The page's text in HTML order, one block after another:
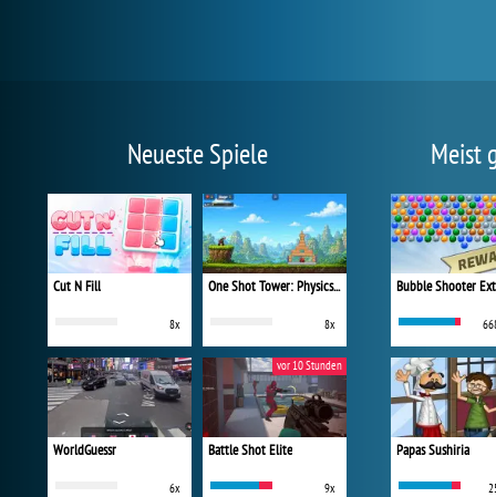
Neueste Spiele
Cut N Fill
8x
One Shot Tower: Physics Destroyer
8x
WorldGuessr
6x
Battle Shot Elite
9x
vor 10 Stunden
Meist
Bubble Shooter
Papas Sushiria